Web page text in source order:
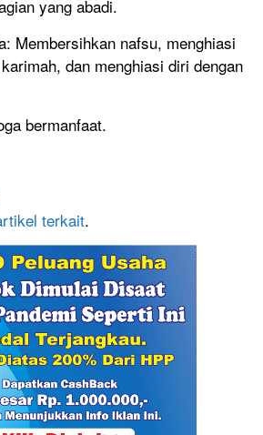
yang abadi.
Membersihkan nafsu, menghiasi
dan menghiasi diri dengan
bermanfaat.
terkait.